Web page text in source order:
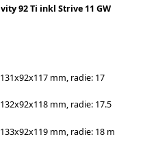
92 Ti inkl Strive 11 GW
mm, radie: 17
mm, radie: 17.5
mm, radie: 18 m